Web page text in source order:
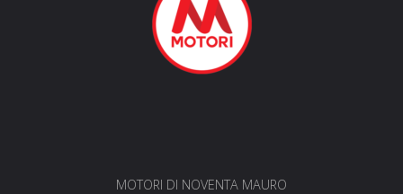
MOTORI DI NOVENTA MAURO